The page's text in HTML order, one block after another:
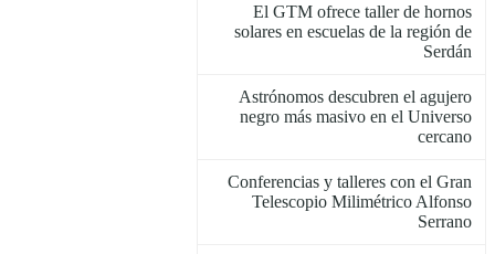
El GTM ofrece taller de hornos
solares en escuelas de la región de
Serdán
Astrónomos descubren el agujero
negro más masivo en el Universo
cercano
Conferencias y talleres con el Gran
Telescopio Milimétrico Alfonso
Serrano